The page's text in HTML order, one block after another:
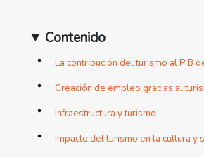
Contenido
La contribución del turismo al PIB
Creación de empleo gracias al
Infraestructura y turismo
Impacto del turismo en la cultura y